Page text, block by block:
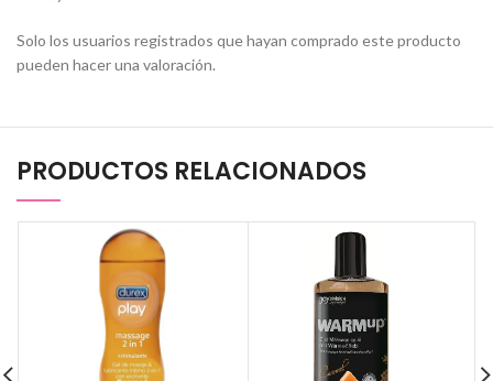
Solo los usuarios registrados que hayan comprado este producto
pueden hacer una valoración.
PRODUCTOS RELACIONADOS